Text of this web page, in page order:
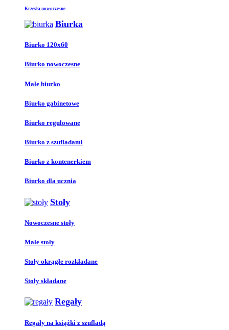
Krzesła nowoczesne
Biurka
Biurko 120x60
Biurko nowoczesne
Małe biurko
Biurko gabinetowe
Biurko regulowane
Biurko z szufladami
Biurko z kontenerkiem
Biurko dla ucznia
Stoły
Nowoczesne stoły
Małe stoły
Stoły okrągłe rozkładane
Stoły składane
Regały
Regały na książki z szufladą